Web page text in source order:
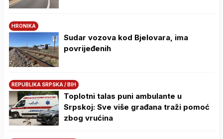
HRONIKA
Sudar vozova kod Bjelovara, ima
povrijeđenih
REPUBLIKA SRPSKA / BIH
Toplotni talas puni ambulante u
Srpskoj: Sve više građana traži pomoć
zbog vrućina